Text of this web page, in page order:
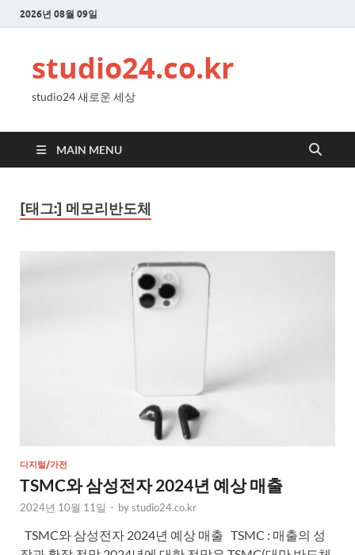
2026년 08월 09일
studio24.co.kr
studio24 새로운 세상
MAIN MENU
[태그:] 메모리반도체
디지털/가전
TSMC와 삼성전자 2024년 예상 매출
2024년 10월 11일 - bystudio24.co.kr
TSMC와 삼성전자 2024년 예상 매출 TSMC : 매출의 성